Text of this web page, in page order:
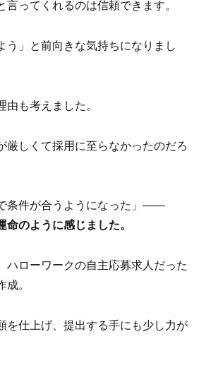
言ってくれるのは信頼できます。
う」と前向きな気持ちになりまし
も考えました。
厳しくて採用に至らなかったのだろ
条件が合うようになった」——
命のように感じました。
ハローワークの自主応募求人だった
。
を仕上げ、提出する手にも少し力が